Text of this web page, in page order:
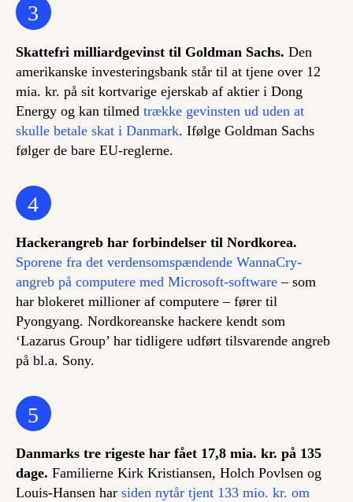
3
Skattefri milliardgevinst til Goldman Sachs. Den
amerikanske investeringsbank står til at tjene over 12
mia. kr. på sit kortvarige ejerskab af aktier i Dong
Energy og kan tilmed trække gevinsten ud uden at
skulle betale skat i Danmark. Ifølge Goldman Sachs
følger de bare EU-reglerne.
4
Hackerangreb har forbindelser til Nordkorea.
Sporene fra det verdensomspændende WannaCry-
angreb på computere med Microsoft-software – som
har blokeret millioner af computere – fører til
Pyongyang. Nordkoreanske hackere kendt som
‘Lazarus Group’ har tidligere udført tilsvarende angreb
på bl.a. Sony.
5
Danmarks tre rigeste har fået 17,8 mia. kr. på 135
dage. Familierne Kirk Kristiansen, Holch Povlsen og
Louis-Hansen har siden nytår tjent 133 mio. kr. om